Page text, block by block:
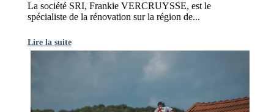
La société SRI, Frankie VERCRUYSSE, est le
spécialiste de la rénovation sur la région de...
Lire la suite